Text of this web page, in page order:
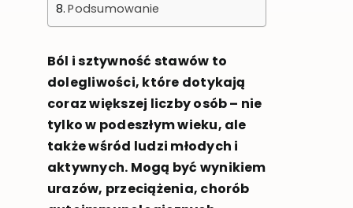
Podsumowanie
Ból i sztywność stawów to
dolegliwości, które dotykają
coraz większej liczby osób – nie
tylko w podeszłym wieku, ale
także wśród ludzi młodych i
aktywnych. Mogą być wynikiem
urazów, przeciążenia, chorób